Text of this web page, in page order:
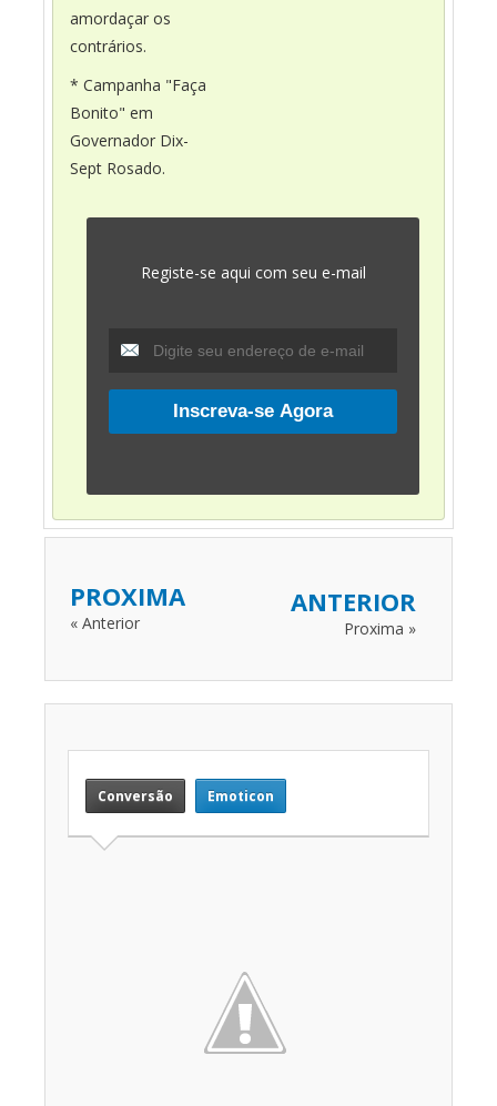
amordaçar os
contrários.
* Campanha "Faça
Bonito" em
Governador Dix-
Sept Rosado.
Registe-se aqui com seu e-mail
PROXIMA
« Anterior
ANTERIOR
Proxima »
Conversão Emoticon